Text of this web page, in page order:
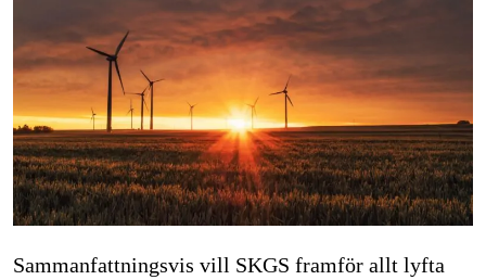
Sammanfattningsvis vill SKGS framför allt lyfta